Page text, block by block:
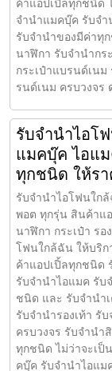
ค้าแอปเปิ้ลทุกชนิด
จำนำแมคบุ๊ค รับจำ
รับจำนำของมีค่าทุ
นาฬิกา รับจำนำกร
กระเป๋าแบรนด์เน
รนด์เนม ครบวงจร
รับจำนำไอโ
แมคบุ๊ค ไอแ
ทุกชนิด ให้รา
รับจำนำไอโฟนใก
พอต ทุกรุ่น สินค้าแ
นาฬิกา กระเป๋า รอ
โฟนใกล้ฉัน ให้บริก
ค้าแอปเปิ้ลทุกชนิด
รับจำนำไอแมค รับ
ชนิด และ รับจำนำ
รับจำนำรองเท้า รั
ครบวงจร รับจำนำ
ทุกชนิด ไม่ว่าจะเป็
คบุ๊ค รับจำนำไอแม